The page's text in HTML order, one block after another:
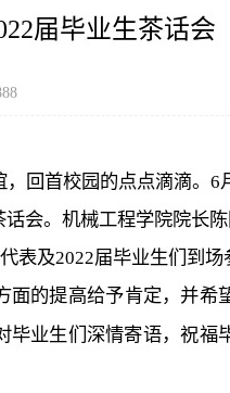
届毕业生茶话会
回首校园的点点滴滴。 6
话会。机械工程学院院长
表及2022届毕业生们到场
的提高给予肯定，并希
毕业生们深情寄语，祝福